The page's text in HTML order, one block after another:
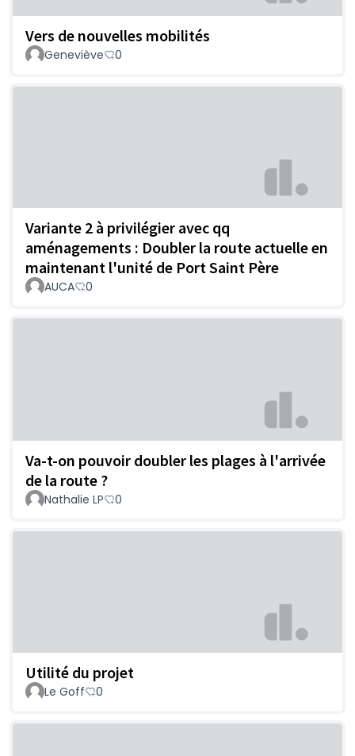
Vers de nouvelles mobilités
Geneviève 0
Variante 2 à privilégier avec qq
aménagements : Doubler la route actuelle en
maintenant l'unité de Port Saint Père
AUCA 0
Va-t-on pouvoir doubler les plages à l'arrivée
de la route ?
Nathalie LP 0
Utilité du projet
Le Goff 0